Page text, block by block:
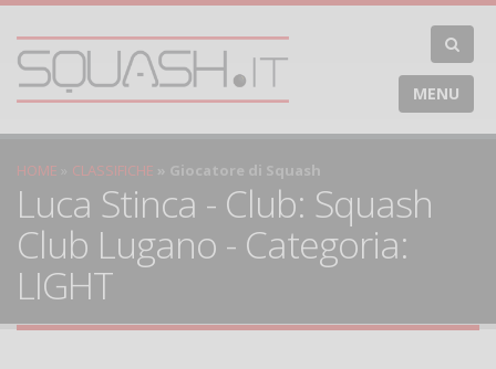
MENU
HOME CLASSIFICHE Giocatore di Squash
Luca Stinca - Club: Squash
Club Lugano - Categoria:
LIGHT